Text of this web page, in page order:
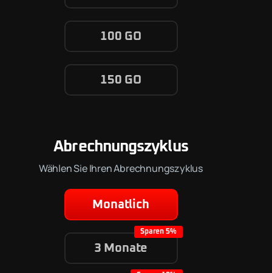
100 GO
150 GO
Abrechnungszyklus
Wählen Sie Ihren Abrechnungszyklus
Monatlich
3 Monate